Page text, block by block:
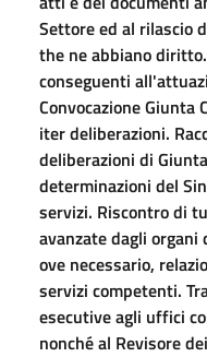
Settore ed al rilascio
the ne abbiano
conseguenti
Convocazione Giunta
iter deliberazioni.
deliberazioni di
determinazioni del
servizi. Riscontro di
avanzate dagli
ove necessario,
servizi competenti.
esecutive agli uffici
nonché al Revisore